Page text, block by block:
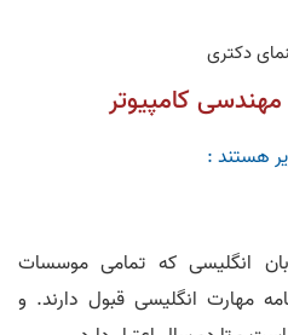
دکتری
کامپیوتر
هستند :
انگلیسی که تمامی موسسات
مهارت انگلیسی قبول دارند. و